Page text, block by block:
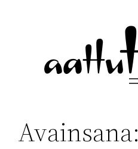
Avainsana: